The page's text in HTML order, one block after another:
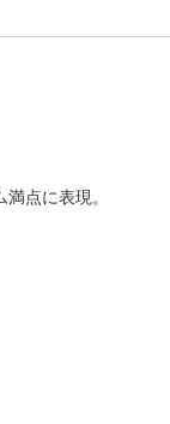
点に表現。